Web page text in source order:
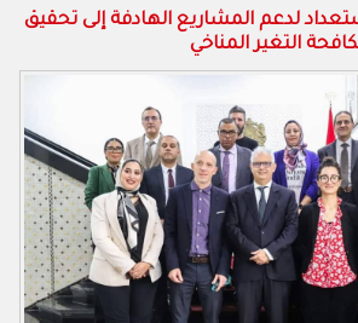
لدعم المشاريع الهادفة إلى تحقيق
التغير المناخي